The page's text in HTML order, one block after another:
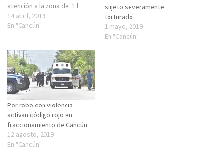
atención a la zona de “El
Crucero”, a pocas calles, en
el fraccionamiento “Donceles
acuerdo con los primeros
reportes, el ataque se
registró alrededor…
14 abril, 2019
En "Cancún"
sujeto severamente
torturado
1 mayo, 2019
En "Cancún"
Por robo con violencia
activan código rojo en
fraccionamiento de Cancún
12 agosto, 2019
En "Cancún"